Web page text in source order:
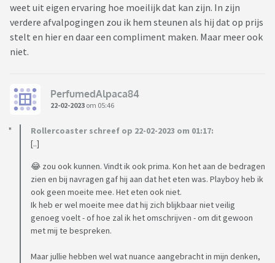
weet uit eigen ervaring hoe moeilijk dat kan zijn. In zijn
verdere afvalpogingen zou ik hem steunen als hij dat op prijs
stelt en hier en daar een compliment maken. Maar meer ook
niet.
PerfumedAlpaca84
22-02-2023 om 05:46
Rollercoaster schreef op 22-02-2023 om 01:17:
[..]
😂 zou ook kunnen. Vindt ik ook prima. Kon het aan de bedragen
zien en bij navragen gaf hij aan dat het eten was. Playboy heb ik
ook geen moeite mee. Het eten ook niet.
Ik heb er wel moeite mee dat hij zich blijkbaar niet veilig
genoeg voelt - of hoe zal ik het omschrijven - om dit gewoon
met mij te bespreken.
Maar jullie hebben wel wat nuance aangebracht in mijn denken,